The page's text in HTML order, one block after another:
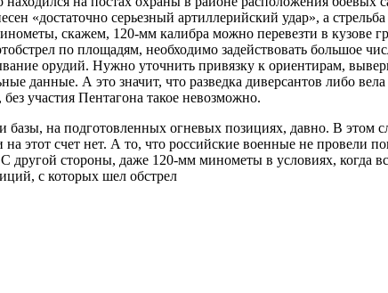
«достаточно серьезный артиллерийский удар», а
скажем, 120-мм калибра можно перевезти в кузове
по площадям, необходимо задействовать большое
орудий. Нужно уточнить привязку к ориентирам,
данные. А это значит, что разведка диверсантов либо
участия Пентагона такое невозможно.
на подготовленных огневых позициях, давно. В
этот счет нет. А то, что российские военные не провели
другой стороны, даже 120-мм минометы в условиях, когда
с которых шел обстрел